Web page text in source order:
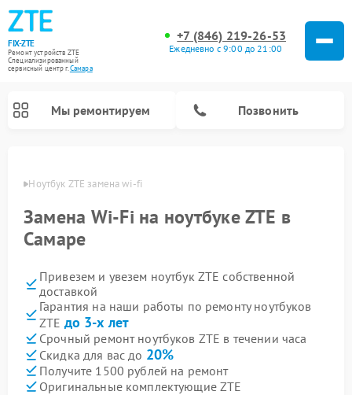
FIX-ZTE
Ремонт устройств ZTE
Специализированный
cервисный центр г.Самара
+7 (846) 219-26-53
Ежедневно с 9:00 до 21:00
Мы ремонтируем Позвонить
Ноутбук ZTE замена wi-fi
Замена Wi-Fi на ноутбуке ZTE в
Самаре
Привезем и увезем ноутбук ZTE собственной
доставкой
Гарантия на наши работы по ремонту ноутбуков
ZTE до 3-х лет
Срочный ремонт ноутбуков ZTE в течении часа
Скидка для вас до 20%
Получите 1500 рублей на ремонт
Оригинальные комплектующие ZTE